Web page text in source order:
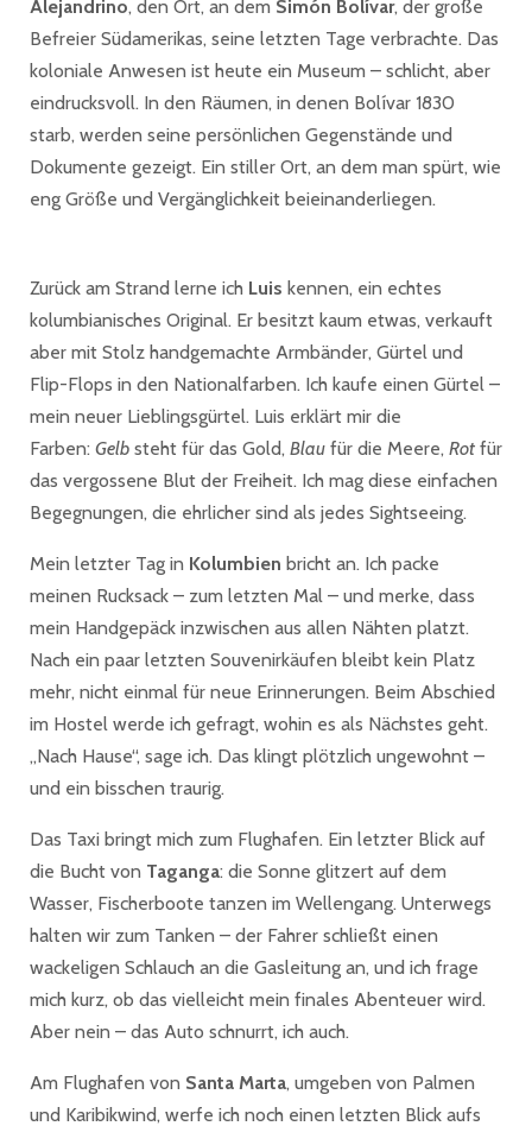
Alejandrino, den Ort, an dem Simón Bolívar, der große
Befreier Südamerikas, seine letzten Tage verbrachte. Das
koloniale Anwesen ist heute ein Museum – schlicht, aber
eindrucksvoll. In den Räumen, in denen Bolívar 1830
starb, werden seine persönlichen Gegenstände und
Dokumente gezeigt. Ein stiller Ort, an dem man spürt, wie
eng Größe und Vergänglichkeit beieinanderliegen.
Zurück am Strand lerne ich Luis kennen, ein echtes
kolumbianisches Original. Er besitzt kaum etwas, verkauft
aber mit Stolz handgemachte Armbänder, Gürtel und
Flip-Flops in den Nationalfarben. Ich kaufe einen Gürtel –
mein neuer Lieblingsgürtel. Luis erklärt mir die
Farben: Gelb steht für das Gold, Blau für die Meere, Rot für
das vergossene Blut der Freiheit. Ich mag diese einfachen
Begegnungen, die ehrlicher sind als jedes Sightseeing.
Mein letzter Tag in Kolumbien bricht an. Ich packe
meinen Rucksack – zum letzten Mal – und merke, dass
mein Handgepäck inzwischen aus allen Nähten platzt.
Nach ein paar letzten Souvenirkäufen bleibt kein Platz
mehr, nicht einmal für neue Erinnerungen. Beim Abschied
im Hostel werde ich gefragt, wohin es als Nächstes geht.
„Nach Hause“, sage ich. Das klingt plötzlich ungewohnt –
und ein bisschen traurig.
Das Taxi bringt mich zum Flughafen. Ein letzter Blick auf
die Bucht von Taganga: die Sonne glitzert auf dem
Wasser, Fischerboote tanzen im Wellengang. Unterwegs
halten wir zum Tanken – der Fahrer schließt einen
wackeligen Schlauch an die Gasleitung an, und ich frage
mich kurz, ob das vielleicht mein finales Abenteuer wird.
Aber nein – das Auto schnurrt, ich auch.
Am Flughafen von Santa Marta, umgeben von Palmen
und Karibikwind, werfe ich noch einen letzten Blick aufs